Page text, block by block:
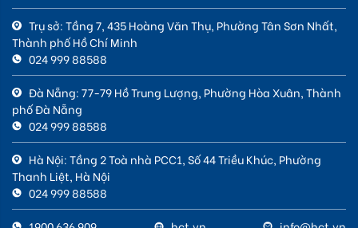
Trụ sở: Tầng 7, 435 Hoàng Văn Thụ, Phường Tân Sơn Nhất,
Thành phố Hồ Chí Minh
024 999 88588
Đà Nẵng: 77-79 Hồ Trung Lượng, Phường Hòa Xuân, Thành
phố Đà Nẵng
024 999 88588
Hà Nội: Tầng 2 Toà nhà PCC1, Số 44 Triều Khúc, Phường
Thanh Liệt, Hà Nội
024 999 88588